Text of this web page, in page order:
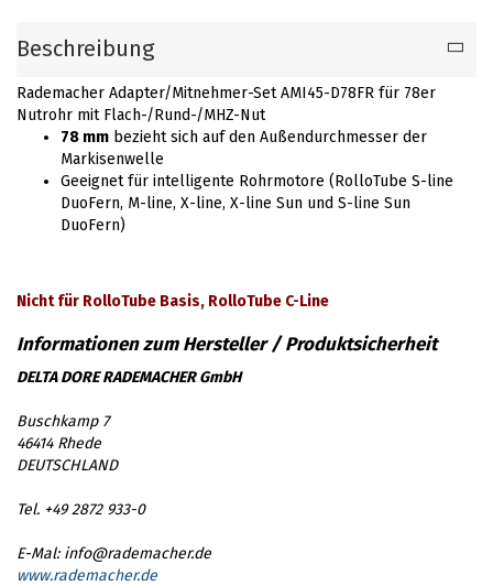
Beschreibung
Rademacher Adapter/Mitnehmer-Set AMI45-D78FR für 78er
Nutrohr mit Flach-/Rund-/MHZ-Nut
78 mm bezieht sich auf den Außendurchmesser der
Markisenwelle
Geeignet für intelligente Rohrmotore (RolloTube S-line
DuoFern, M-line, X-line, X-line Sun und S-line Sun
DuoFern)
Nicht für RolloTube Basis, RolloTube C-Line
DELTA DORE RADEMACHER GmbH
Buschkamp 7
46414 Rhede
DEUTSCHLAND
Tel. +49 2872 933-0
E-Mal: info@rademacher.de
www.rademacher.de